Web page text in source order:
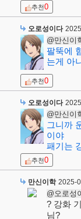
추천0
오로성이다
@만신이
팔뚝에
는게 아
추천0
오로성이다
@만신이
그니까
이야
패기는
추천0
만신이학 2025-
@오로성
? 강화
님?